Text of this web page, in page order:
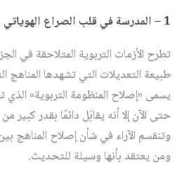
1 – المدرسة في قلب الصراع الهوياتي
تطرح الأزمات التربوية المتلاحقة في
طبيعة التعديلات التي تشهدها المناهج
يسمى «إصلاح المنظومة التربوية»
حتى الآن إلا أنه يقابَل دائمًا بقدر
وتنقسم الآراء في شأن إصلاح المناهج
ومن يعتقد بأنها وسيلة للتحديث.